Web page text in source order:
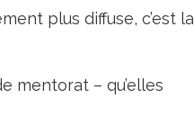
plus diffuse, c’est la
mentorat – qu’elles